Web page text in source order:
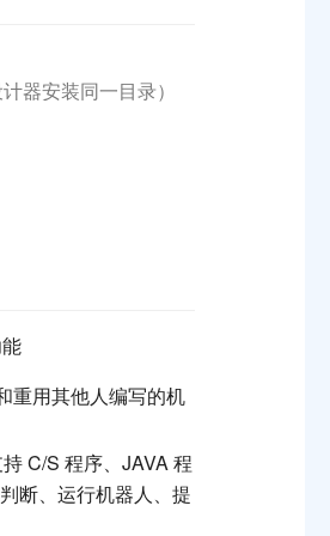
器安装同一目录）
重用其他人编写的机
C/S 程序、JAVA 程
断、运行机器人、提